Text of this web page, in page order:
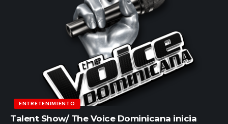
ENTRETENIMIENTO
Talent Show/ The Voice Dominicana inicia